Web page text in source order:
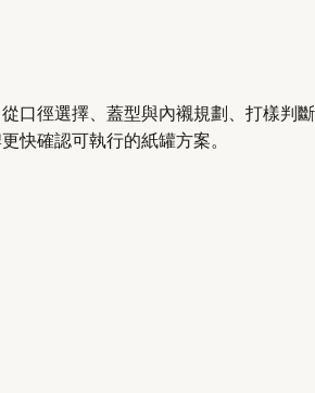
口徑選擇、蓋型與內襯規劃、打樣判斷
快確認可執行的紙罐方案。